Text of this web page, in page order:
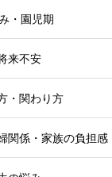
・園児期
来不安
・関わり方
関係・家族の負担感